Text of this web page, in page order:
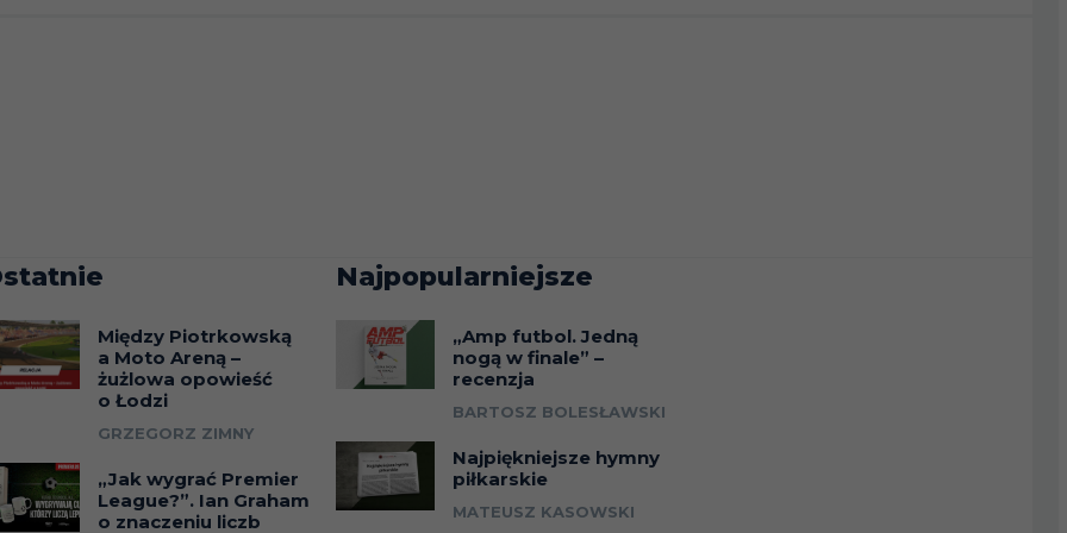
Między Piotrkowską
a Moto Areną –
żużlowa opowieść
o Łodzi
GRZEGORZ ZIMNY
„Jak wygrać Premier
League?”. Ian Graham
o znaczeniu liczb
Najpopularniejsze
„Amp futbol. Jedną
nogą w finale” –
recenzja
BARTOSZ BOLESŁAWSKI
Najpiękniejsze hymny
piłkarskie
MATEUSZ KASOWSKI